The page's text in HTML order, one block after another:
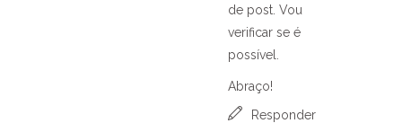
de post. Vou
verificar se é
possível.
Abraço!
Responder